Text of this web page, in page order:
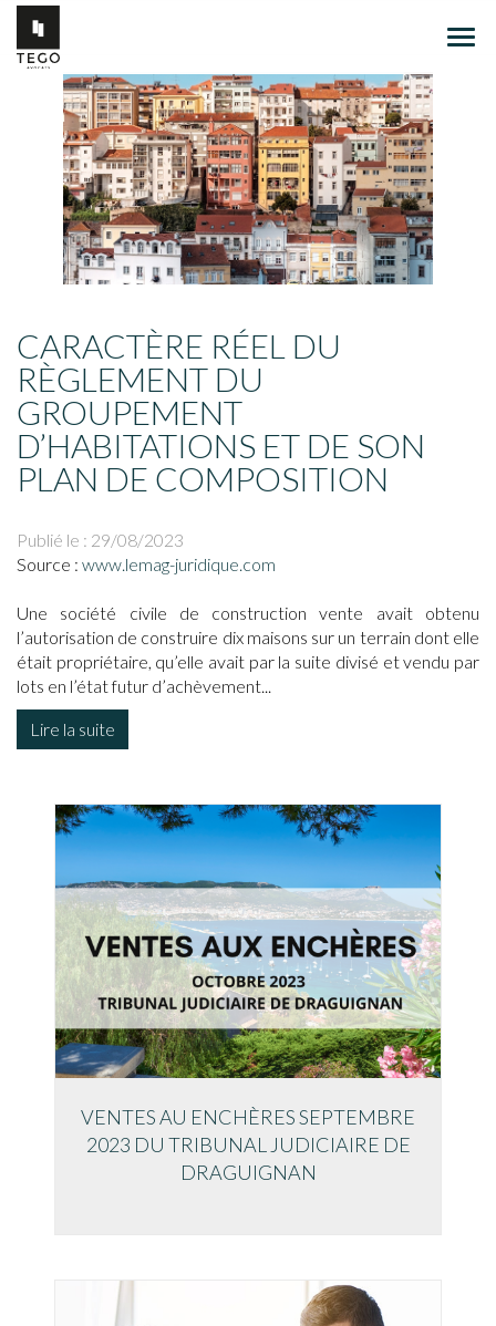
CARACTÈRE RÉEL DU
RÈGLEMENT DU
GROUPEMENT
D’HABITATIONS ET DE SON
PLAN DE COMPOSITION
Publié le : 29/08/2023
Source : www.lemag-juridique.com
Une société civile de construction vente avait obtenu
l’autorisation de construire dix maisons sur un terrain dont elle
était propriétaire, qu’elle avait par la suite divisé et vendu par
lots en l’état futur d’achèvement...
Lire la suite
VENTES AU ENCHÈRES SEPTEMBRE
2023 DU TRIBUNAL JUDICIAIRE DE
DRAGUIGNAN